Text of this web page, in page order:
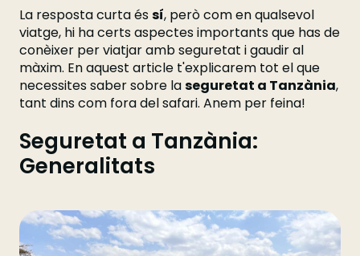
La resposta curta éssí, però com en qualsevol
viatge, hi ha certs aspectes importants que has de
conèixer per viatjar amb seguretat i gaudir al
màxim. En aquest article t'explicarem tot el que
necessites saber sobre laseguretat a Tanzània,
tant dins com fora del safari. Anem per feina!
Seguretat a Tanzània:
Generalitats